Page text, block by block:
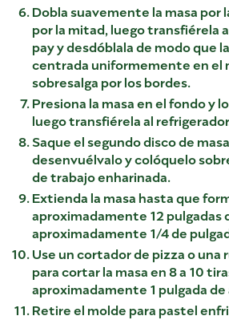
Dobla suavemente la masa por
por la mitad, luego transfiérela
pay y desdóblala de modo que
centrada uniformemente en el
sobresalga por los bordes.
Presiona la masa en el fondo y
luego transfiérela al
Saque el segundo disco de
desenvuélvalo y colóquelo
de trabajo enharinada.
Extienda la masa hasta que
aproximadamente 12 pulgadas
aproximadamente 1/4 de
Use un cortador de pizza o una
para cortar la masa en 8 a 10
aproximadamente 1 pulgada de
Retire el molde para pastel